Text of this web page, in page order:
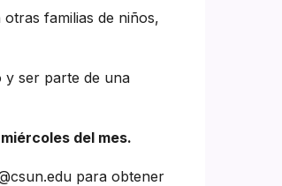
familias de niños,
y ser parte de una
del mes.
para obtener